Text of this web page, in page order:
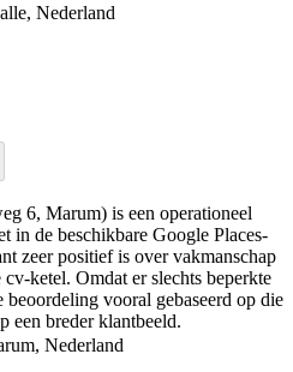
Nederland
6, Marum) is een operationeel
in de beschikbare Google Places-
zeer positief is over vakmanschap
ketel. Omdat er slechts beperkte
vooral gebaseerd op die
een breder klantbeeld.
Nederland